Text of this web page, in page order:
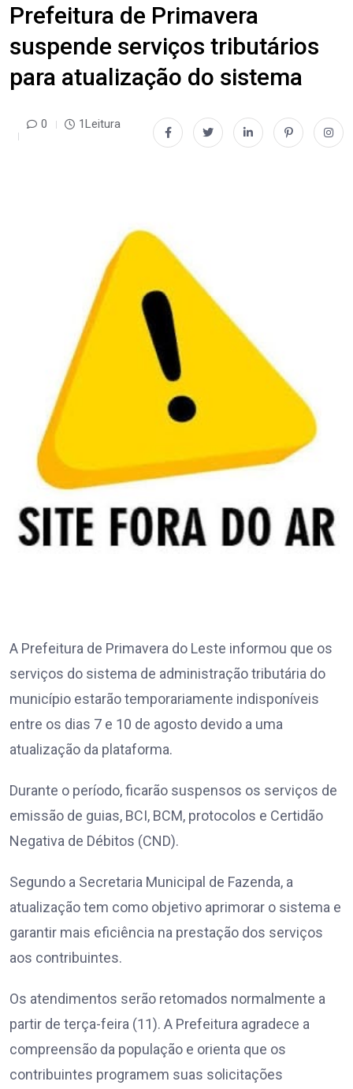
Prefeitura de Primavera
suspende serviços tributários
para atualização do sistema
0 1Leitura
A Prefeitura de Primavera do Leste informou que os
serviços do sistema de administração tributária do
município estarão temporariamente indisponíveis
entre os dias 7 e 10 de agosto devido a uma
atualização da plataforma.
Durante o período, ficarão suspensos os serviços de
emissão de guias, BCI, BCM, protocolos e Certidão
Negativa de Débitos (CND).
Segundo a Secretaria Municipal de Fazenda, a
atualização tem como objetivo aprimorar o sistema e
garantir mais eficiência na prestação dos serviços
aos contribuintes.
Os atendimentos serão retomados normalmente a
partir de terça-feira (11). A Prefeitura agradece a
compreensão da população e orienta que os
contribuintes programem suas solicitações